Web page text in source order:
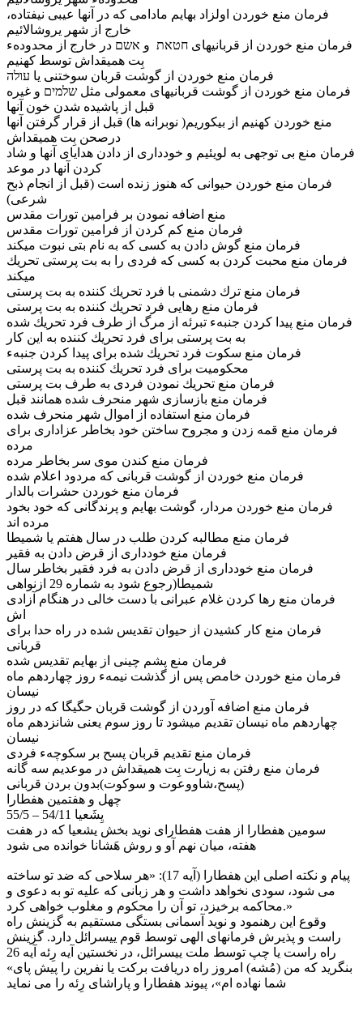
فرمان منع خوردن اولزاد بهايم مادامى كه در آنها عيبى نيفتاده،
خارج از شهر يروشالائيم
فرمان منع خوردن از قربانيهاى חטאת و אשם در خارج از محدودهء
بِت هميقداش توسط كهنيم
فرمان منع خوردن از گوشت قربان سوختنى يا עולה
فرمان منع خوردن از گوشت قربانيهاى معمولى مثل שלמים و غيره
قبل از پاشيده شدن خون آنها
منع خوردن كهنيم از بيكوريم( نوبرانه ها) قبل از قرار گرفتن آنها
درصحن بِت هميقداش
فرمان منع بى توجهى به لويئيم و خوددارى از دادن هداياى آنها و شاد
كردن آنها در موعد
فرمان منع خوردن حيوانى كه هنوز زنده است (قبل از انجام ذبح
شرعى)
منع اضافه نمودن بر فرامين تورات مقدس
فرمان منع كم كردن از فرامين تورات مقدس
فرمان منع گوش دادن به كسى كه به نام بتى نبوت ميكند
فرمان منع محبت كردن به كسى كه فردى را به بت پرستى تحريك
ميكند
فرمان منع ترك دشمنى با فرد تحريك كننده به بت پرستى
فرمان منع رهايى فرد تحريك كننده به بت پرستى
فرمان منع پيدا كردن جنبهء تبرئه از مرگ از طرف فرد تحريك شده
به بت پرستى براى فرد تحريك كننده به اين كار
فرمان منع سكوت فرد تحريك شده براى پيدا كردن جنبهء
محكوميت براى فرد تحريك كننده به بت پرستى
فرمان منع تحريك نمودن فردى به طرف بت پرستى
فرمان منع بازسازى شهر منحرف شده همانند قبل
فرمان منع استفاده از اموال شهر منحرف شده
فرمان منع قمه زدن و مجروح ساختن خود بخاطر عزادارى براى
مرده
فرمان منع كندن موى سر بخاطر مرده
فرمان منع خوردن از گوشت قربانى كه مردود اعلام شده
فرمان منع خوردن حشرات بالدار
فرمان منع خوردن مردار، گوشت بهايم و پرندگانى كه خود بخود
مرده اند
فرمان منع مطالبه كردن طلب در سال هفتم يا شميطا
فرمان منع خوددارى از قرض دادن به فقير
فرمان منع خوددارى از قرض دادن به فرد فقير بخاطر سال
شميطا(رجوع شود به شماره 29 ازنواهى
فرمان منع رها كردن غلام عبرانى با دست خالى در هنگام آزادى
اش
فرمان منع كار كشيدن از حيوان تقديس شده در راه حدا براى
قربانى
فرمان منع پشم چينى از بهايم تقديس شده
فرمان منع خوردن خامص پس از گذشت نيمهء روز چهاردهم ماه
نيسان
فرمان منع اضافه آوردن از گوشت قربان حگيگا كه در روز
چهاردهم ماه نيسان تقديم ميشود تا روز سوم يعنى شانزدهم ماه
نيسان
فرمان منع تقديم قربان پسح بر سكوچهء فردى
فرمان منع رفتن به زيارت بِت هميقداش در موعديم سه گانه
(پسح،شاووعوت و سوكوت)بدون بردن قربانى
چهل و هفتمین هفطارا
یِشَعیا 54/11 – 55/5
سومین هفطارا از هفت هفطارای نوید بخش یشعیا که در هفت
هفته، میان نهم آو و روش هَشانا خوانده می شود
پیام و نکته اصلی این هفطارا (آیه 17): «هر سلاحی که ضد تو ساخته
می شود، سودی نخواهد داشت و هر زبانی که علیه تو به دعوی و
محاکمه برخیزد، تو آن را محکوم و مغلوب خواهی کرد.»
وقوع این رهنمود و نوید آسمانی بستگی مستقیم به گزینش راه
راست و پذیرش فرمانهای الهی توسط قوم يیسرائل دارد. گزینش
راه راست یا چپ توسط ملت يیسرائل، در نخستین آیه رِئه آیه 26
«بنگرید که من (مُشه) امروز راه دریافت برکت یا نفرین را پیش پای
شما نهاده ام»، پیوند هفطارا و پاراشای رِئه را می نماید